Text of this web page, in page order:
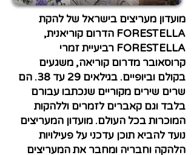
מועדון מעריצים בישראל של להקת
FORESTELLA הדרום קוריאנית,
FORESTELLA רביעיית זמרי
קרוסאובר מדרום קוריאה, משגעים
בקולם וביופיים. בגילאים 29 עד 38. הם
שרים שירים מקוריים שנכתבו עבורם
בלבד וגם קאברים לזמרים וללהקות
המוכרות בכל העולם. מועדון המעריצים
נועד להביא תוכן עדכני על פעילויות
הלהקה וחבריה ומחבר את המעריצים